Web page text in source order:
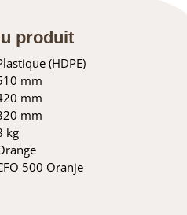
produit
(HDPE)
mm
mm
mm
kg
500 Oranje